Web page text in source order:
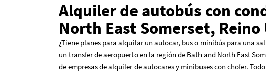
Alquiler de autobús con
North East Somerset, Reino
¿Tiene planes para alquilar un autocar, bus o minibús para una
un transfer de aeropuerto en la región de Bath and North East
de empresas de alquiler de autocares y minibuses con chofer.